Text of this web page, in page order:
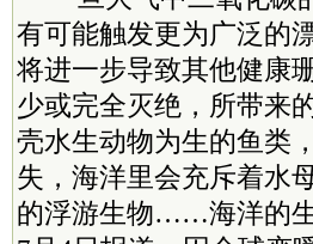
有可能触发更为广泛的
将进一步导致其他健康
少或完全灭绝，所带来
壳水生动物为生的鱼类
失，海洋里会充斥着水
的浮游生物……海洋的